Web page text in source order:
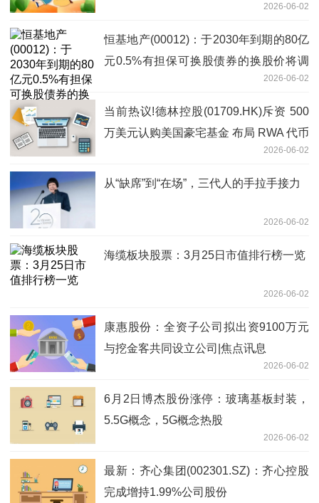
2026-06-02
恒基地产(00012)：于2030年到期的80亿
元0.5%有担保可换股债券的换股价将调
2026-06-02
当前热议!德林控股(01709.HK)斥资 500
万美元认购美国豪宅基金 布局 RWA 代币
2026-06-02
从“缺席”到“在场”，三代人的手拉手接力
2026-06-02
海缆板块股票：3月25日市值排行榜一览
2026-06-02
康惠股份：全资子公司拟出资9100万元
与挖金客共同设立公司|焦点讯息
2026-06-02
6月2日博杰股份涨停：玻璃基板封装，
5.5G概念，5G概念热股
2026-06-02
最新：齐心集团(002301.SZ)：齐心控股
完成增持1.99%公司股份